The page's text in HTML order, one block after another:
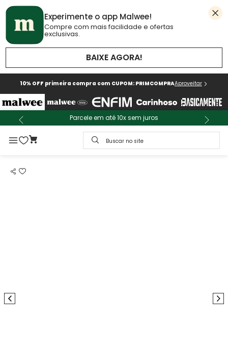
Experimente o app Malwee!
Compre com mais facilidade e ofertas
exclusivas.
BAIXE AGORA!
10% OFF primeira compra com CUPOM: PRIMCOMPRAAproveitar
Parcele em até 10x sem juros
Buscar no site